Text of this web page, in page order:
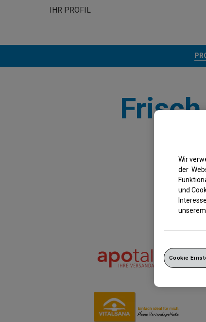
IHR PROFIL
Wir
der
und
Cookie